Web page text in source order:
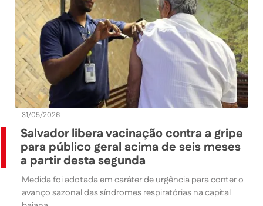
31/05/2026
Salvador libera vacinação contra a gripe
para público geral acima de seis meses
a partir desta segunda
Medida foi adotada em caráter de urgência para conter o
avanço sazonal das síndromes respiratórias na capital